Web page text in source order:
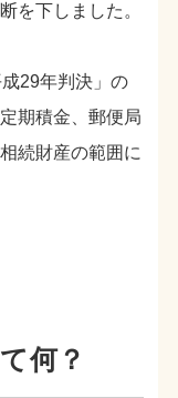
を下しました。
29年判決」の
期積金、郵便局
続財産の範囲に
何？